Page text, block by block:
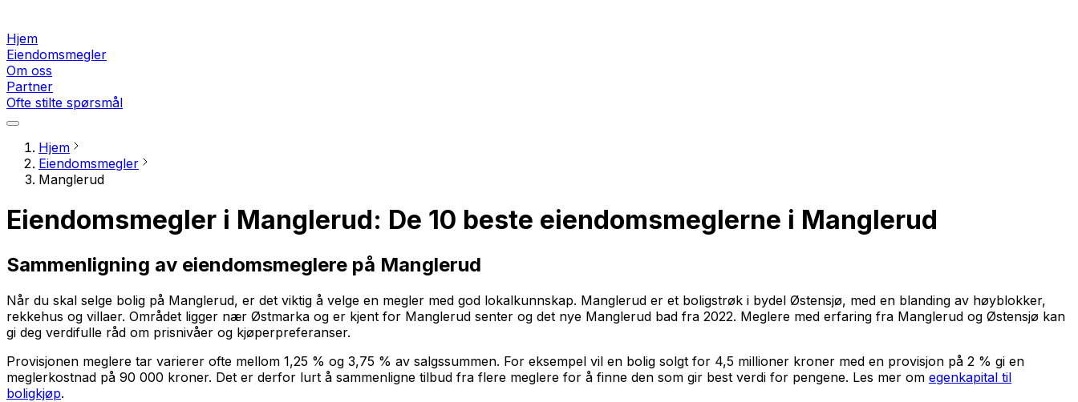
Hjem
Eiendomsmegler
Om oss
Partner
Ofte stilte spørsmål
Hjem
Eiendomsmegler
Manglerud
Eiendomsmegler i Manglerud: De 10 beste eiendomsmeglerne i Manglerud
Sammenligning av eiendomsmeglere på Manglerud
Når du skal selge bolig på Manglerud, er det viktig å velge en megler med god lokalkunnskap. Manglerud er et boligstrøk i bydel Østensjø, med en blanding av høyblokker,
rekkehus og villaer. Området ligger nær Østmarka og er kjent for Manglerud senter og det nye Manglerud bad fra 2022. Meglere med erfaring fra Manglerud og Østensjø kan
gi deg verdifulle råd om prisnivåer og kjøperpreferanser.
Provisjonen meglere tar varierer ofte mellom 1,25 % og 3,75 % av salgssummen. For eksempel vil en bolig solgt for 4,5 millioner kroner med en provisjon på 2 % gi en
meglerkostnad på 90 000 kroner. Det er derfor lurt å sammenligne tilbud fra flere meglere for å finne den som gir best verdi for pengene. Les mer om egenkapital til
boligkjøp.